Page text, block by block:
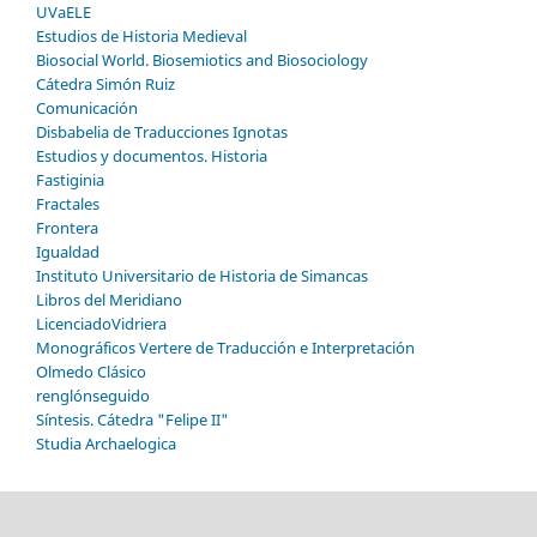
UVaELE
Estudios de Historia Medieval
Biosocial World. Biosemiotics and Biosociology
Cátedra Simón Ruiz
Comunicación
Disbabelia de Traducciones Ignotas
Estudios y documentos. Historia
Fastiginia
Fractales
Frontera
Igualdad
Instituto Universitario de Historia de Simancas
Libros del Meridiano
LicenciadoVidriera
Monográficos Vertere de Traducción e Interpretación
Olmedo Clásico
renglónseguido
Síntesis. Cátedra "Felipe II"
Studia Archaelogica